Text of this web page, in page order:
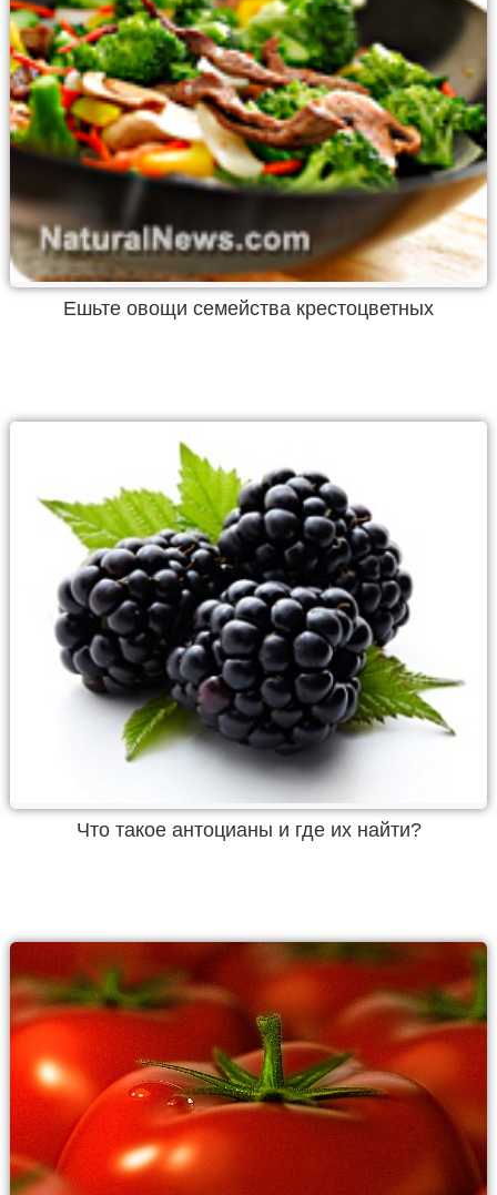
Ешьте овощи семейства крестоцветных
Что такое антоцианы и где их найти?